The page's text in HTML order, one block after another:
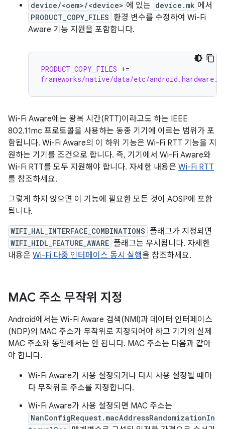
device/<oem>/<device> 에 있는 device.mk 에서
PRODUCT_COPY_FILES 환경 변수를 수정하여 Wi-Fi
Aware 기능 지원을 포함합니다.
PRODUCT_COPY_FILES +=
frameworks/native/data/etc/
Wi-Fi Aware에는 왕복 시간(RTT)이라고도 하는 IEEE
802.11mc 프로토콜을 사용하는 동종 기기에 이르는 범위가 포
함됩니다. Wi-Fi Aware의 이 하위 기능은 Wi-Fi RTT 기능을 지
원하는 기기를 조건으로 합니다. 즉, 기기에서 Wi-Fi Aware와
Wi-Fi RTT를 모두 지원해야 합니다. 자세한 내용은 Wi-Fi RTT
를 참조하세요.
그렇게 하지 않으면 이 기능에 필요한 모든 것이 AOSP에 포함
됩니다.
WIFI_HAL_INTERFACE_COMBINATIONS 플래그가 지정되면
WIFI_HIDL_FEATURE_AWARE 플래그는 무시됩니다. 자세한
내용은 Wi-Fi 다중 인터페이스 동시 실행을 참조하세요.
MAC 주소 무작위 지정
Android에서는 Wi-Fi Aware 검색(NMI)과 데이터 인터페이스
(NDP)의 MAC 주소가 무작위로 지정되어야 하고 기기의 실제
MAC 주소와 동일해서는 안 됩니다. MAC 주소는 다음과 같아
야 합니다.
Wi-Fi Aware가 사용 설정되거나 다시 사용 설정될 때마
다 무작위로 주소를 지정합니다.
Wi-Fi Aware가 사용 설정되면 MAC 주소는
NanConfigRequest.macAddressRandomizationIn